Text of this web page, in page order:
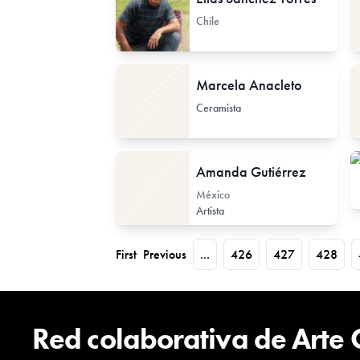
Chile
Marcela Anacleto
Ceramista
Amanda Gutiérrez
México
Artista
First Previous ... 426 427 428
Red colaborativa de Arte